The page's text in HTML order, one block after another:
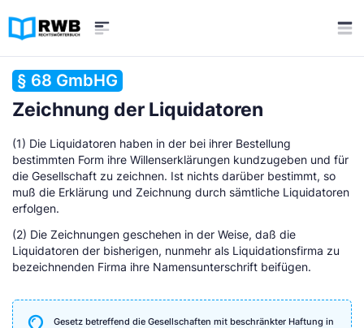
§ 68 GmbHG
Zeichnung der Liquidatoren
(1) Die Liquidatoren haben in der bei ihrer Bestellung
bestimmten Form ihre Willenserklärungen kundzugeben und für
die Gesellschaft zu zeichnen. Ist nichts darüber bestimmt, so
muß die Erklärung und Zeichnung durch sämtliche Liquidatoren
erfolgen.
(2) Die Zeichnungen geschehen in der Weise, daß die
Liquidatoren der bisherigen, nunmehr als Liquidationsfirma zu
bezeichnenden Firma ihre Namensunterschrift beifügen.
Gesetz betreffend die Gesellschaften mit beschränkter Haftung in